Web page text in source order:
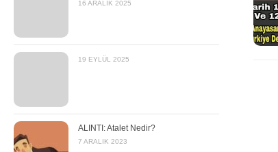
16 ARALIK 2025
19 EYLÜL 2025
ALINTI: Atalet Nedir?
7 ARALIK 2023